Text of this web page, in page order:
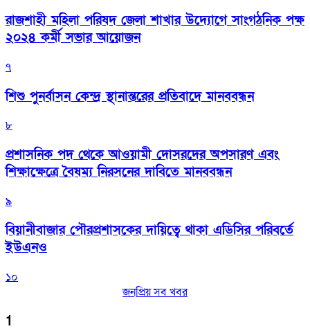
রাজশাহী মহিলা পরিষদ জেলা শাখার উদ্যোগে সাংগঠনিক পক্ষ
২০২৪ কর্মী সভার আয়োজন
৭
শিশু পুনর্বাসন কেন্দ্র স্থানান্তরের প্রতিবাদে মানববন্ধন
৮
প্রশাসনিক পদ থেকে আওয়ামী দোসরদের অপসারণ এবং
শিক্ষাক্ষেত্রে বৈষম্য নিরসনের দাবিতে মানববন্ধন
৯
বিয়ানীবাজার পৌরপ্রশাসকের দায়িত্বে থাকা এডিসির পরিবর্তে
ইউএনও
১০
জনপ্রিয় সব খবর
1